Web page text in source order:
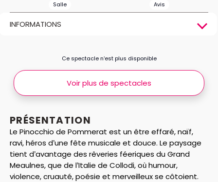
Salle Avis
INFORMATIONS
PRÉSENTATION
Le Pinocchio de Pommerat est un être effaré, naïf,
ravi, héros d’une fête musicale et douce. Le paysage
tient d’avantage des rêveries féeriques du Grand
Meaulnes, que de l’Italie de Collodi, où humour,
violence, cruauté, poésie et merveilleux se côtoient.
Ce spectacle n’est plus disponible
Voir plus de spectacles